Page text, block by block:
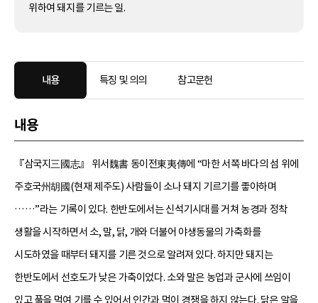
위하여 돼지를 기르는 일.
내용 특징 및 의의 참고문헌
내용
『삼국지三國志』 위서魏書 동이전東夷傳에 “마한 서쪽 바다의 섬 위에
주호국州胡國(현재 제주도) 사람들이 소나 돼지 기르기를 좋아하며
……”라는 기록이 있다. 한반도에서는 신석기시대를 거쳐 농경과 정착
생활을 시작하면서 소, 말, 닭, 개와 더불어 야생동물의 가축화를
시도하였을 때부터 돼지를 기른 것으로 알려져 있다. 하지만 돼지는
한반도에서 선호도가 낮은 가축이었다. 소와 말은 농업과 군사에 쓰임이
있고 풀을 먹여 기를 수 있어서 인간과 먹이 경쟁을 하지 않는다. 닭은 알을